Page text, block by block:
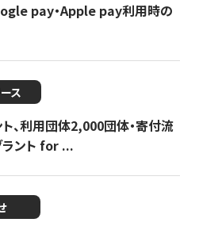
pay・Apple pay利用時の
ス
、利用団体2,000団体・寄付流
ラント for ...